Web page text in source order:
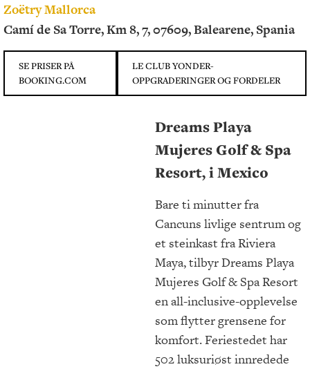
Zoëtry Mallorca
Camí de Sa Torre, Km 8, 7, 07609, Balearene, Spania
SE PRISER PÅ
BOOKING.COM
LE CLUB YONDER-
OPPGRADERINGER OG FORDELER
Dreams Playa
Mujeres Golf & Spa
Resort, i Mexico
Bare ti minutter fra
Cancuns livlige sentrum og
et steinkast fra Riviera
Maya, tilbyr Dreams Playa
Mujeres Golf & Spa Resort
en all-inclusive-opplevelse
som flytter grensene for
komfort. Feriestedet har
502 luksuriøst innredede